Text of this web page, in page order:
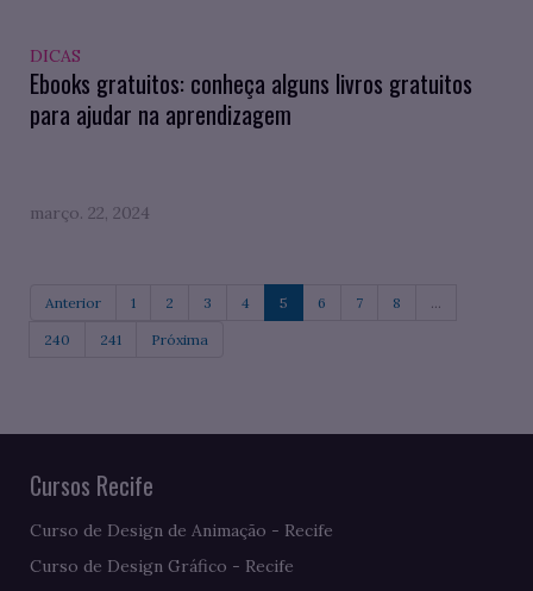
DICAS
Ebooks gratuitos: conheça alguns livros gratuitos
para ajudar na aprendizagem
março. 22, 2024
Anterior 1 2 3 4 5 6 7 8 ...
240 241 Próxima
Cursos Recife
Curso de Design de Animação - Recife
Curso de Design Gráfico - Recife